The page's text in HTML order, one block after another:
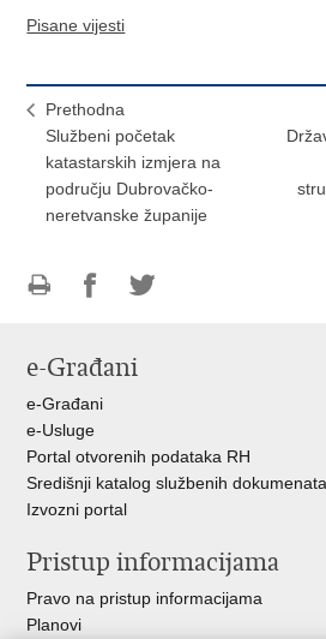
Pisane vijesti
Prethodna
Službeni početak
katastarskih izmjera na
području Dubrovačko-
neretvanske županije
FacebookuTwitteru
e-Građani
e-Građani
e-Usluge
Portal otvorenih podataka RH
Središnji katalog službenih
Izvozni portal
Pristup informacijama
Pravo na pristup informacijama
Planovi